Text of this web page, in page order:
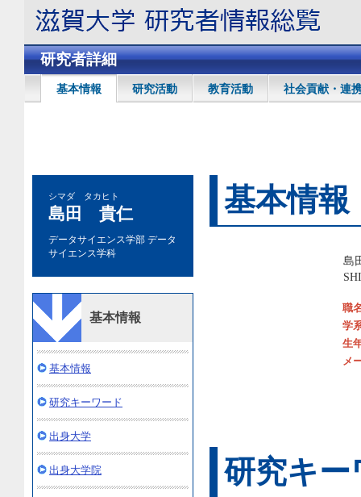
研究者詳細
基本情報 研究活動 教育活動 社会貢献・連
シマダ タカヒト
島田 貴仁
データサイエンス学部 データ
サイエンス学科
基本情報
基本情報
研究キーワード
出身大学
出身大学院
基本情報
島
職
学
生
メ
研究キー